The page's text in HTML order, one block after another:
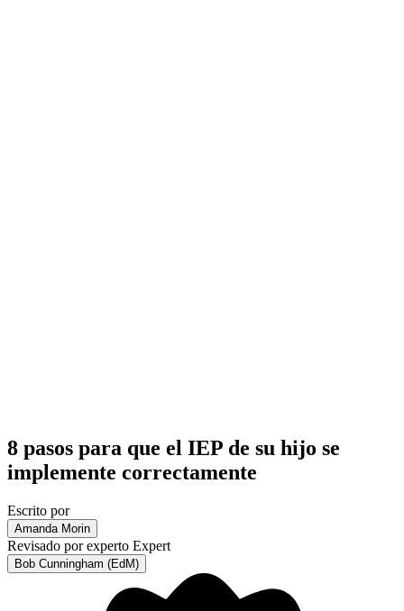
8 pasos para que el IEP de su hijo se
implemente correctamente
Escrito por
Amanda Morin
Revisado por experto Expert
Bob Cunningham (EdM)